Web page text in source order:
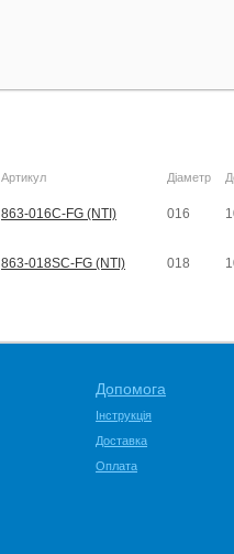
Артикул Діаметр
863-016C-FG (NTI) 016
863-018SC-FG (NTI) 018
Допомога
Інструкція
Доставка
Оплата